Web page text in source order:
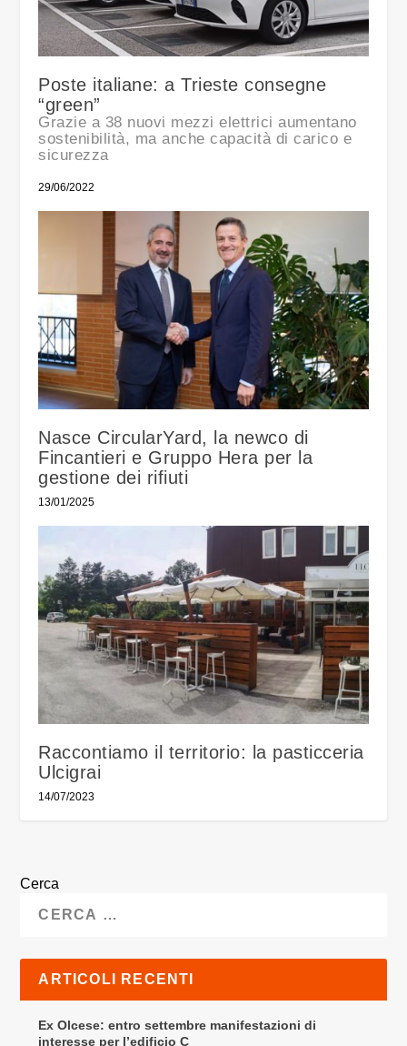
Poste italiane: a Trieste consegne
“green”
Grazie a 38 nuovi mezzi elettrici aumentano
sostenibilità, ma anche capacità di carico e
sicurezza
29/06/2022
Nasce CircularYard, la newco di
Fincantieri e Gruppo Hera per la
gestione dei rifiuti
13/01/2025
Raccontiamo il territorio: la pasticceria
Ulcigrai
14/07/2023
Cerca
ARTICOLI RECENTI
Ex Olcese: entro settembre manifestazioni di
interesse per l’edificio C